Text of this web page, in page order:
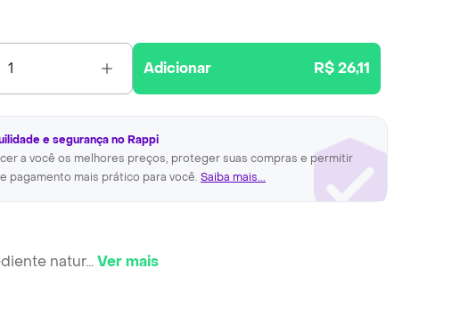
1 Adicionar R$ 26,11
e segurança no Rappi
a você os melhores preços, proteger suas compras e permitir
pagamento mais prático para você. Saiba mais...
natur...Ver mais